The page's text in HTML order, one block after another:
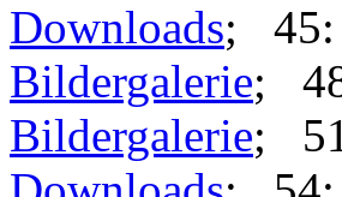
Downloads; 45:
Bildergalerie;
Bildergalerie;